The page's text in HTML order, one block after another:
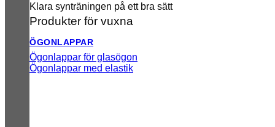
Klara synträningen på ett bra sätt
Produkter för vuxna
ÖGONLAPPAR
Ögonlappar för glasögon
Ögonlappar med elastik